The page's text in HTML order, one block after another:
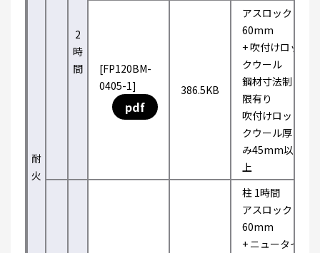
耐
火
2
時
間
[FP120BM-
0405-1]
pdf
386.5KB
アスロック
60mm
+ 吹付けロッ
クウール
鋼材寸法制
限有り
吹付けロッ
クウール厚
み45mm以
上
柱 1時間
アスロック
60mm
+ ニュータイ